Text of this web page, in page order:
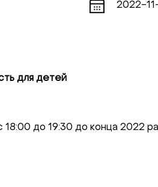
2022-
для детей
18:00 до 19:30 до конца 2022